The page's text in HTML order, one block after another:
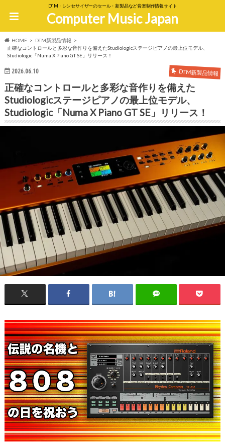
DTM・シンセサイザーのセール・新製品など音楽制作情報サイト
Computer Music Japan
HOME
DTM新製品情報
正確なコントロールと多彩な音作りを備えたStudiologicステージピアノの最上位モデル、
Studiologic「Numa X Piano GT SE」リリース！
2026.06.10 DTM新製品情報
正確なコントロールと多彩な音作りを備えた
Studiologicステージピアノの最上位モデル、
Studiologic「Numa X Piano GT SE」リリース！